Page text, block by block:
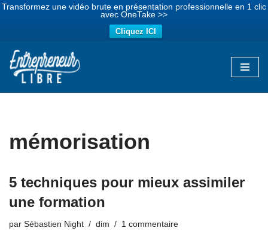
Transformez une vidéo brute en présentation professionnelle en 1 clic
avec OneTake >>
Cliquez ICI
Aller
mémorisation
5 techniques pour mieux assimiler
une formation
par Sébastien Night dim 1 commentaire